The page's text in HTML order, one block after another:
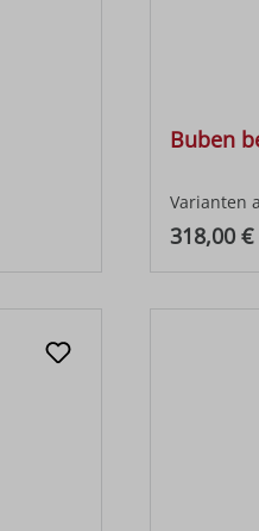
Buben
Varianten
318,00 €